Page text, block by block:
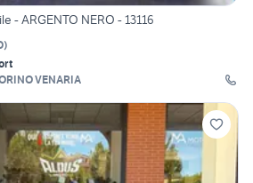
- ARGENTO NERO - 13116
)
VENARIA